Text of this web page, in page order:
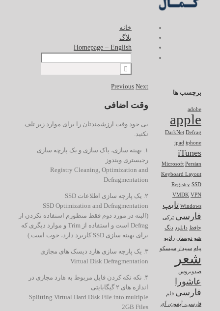
خانه
بلاگ
Homepage – English
Previous Next
وقت اضافی
بی خود وقت ارزشمندتان را برای موارد زیر تلف
نکنید.
۱. بهینه سازی، پاک سازی و یک پارچه سازی
رجیستری ویندوز
Registry Cleaning, Optimization and
Defragmentation
SSD Optimization and Defragmentation
(البته در مورد دوم فقط منظورم استفاده نکردن از
Defrag است و استفاده از ‌Trim و موارد دیگری که
برای بهینه سازی SSD کاربرد دارد، خوب است.)
۳. یک پارچه سازی هارد دیسک های مجازی
Virtual Disk Defragmentation
۴. نکه تکه کردن فایل مربوط به هارد مجازی در
اندازه های ۲ گیگابایتی
Splitting Virtual Hard Disk File into multiple
2GB Files
برچسب ها
adobe
apple
DarkNet Defrag
ipad iphone
iTunes
Microsoft Persian
Keyboard Layout
Registry
VMDK
Windows تایپ
فارسی ترکی
حافظ دانلود دنگ
دوستان رادیو
سپیدار سیسکو
شعر
ضدویروس
عاشورا
فارسی قلم
فارسی، آیفون، آی